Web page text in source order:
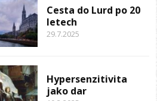
Cesta do Lurd po 20
letech
29.7.2025
Hypersenzitivita
jako dar